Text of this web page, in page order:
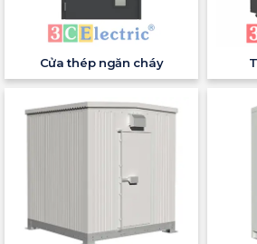
Cửa thép ngăn cháy